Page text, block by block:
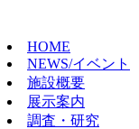
HOME
NEWS/イベント
施設概要
展示案内
調査・研究